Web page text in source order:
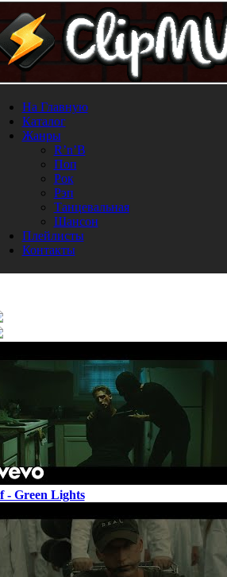
На Главную
Каталог
Жанры
R’n’B
Поп
Рок
Рэп
Танцевальная
Шансон
Плейлисты
Контакты
- Green Lights